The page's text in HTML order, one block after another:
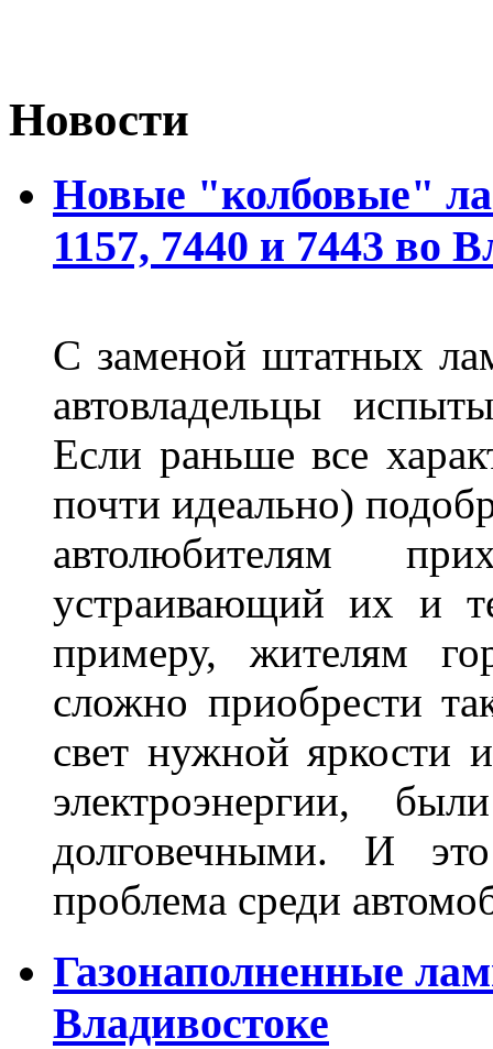
Новости
Новые "колбовые"
1157, 7440 и 7443 во
С заменой штатных
автовладельцы
Если раньше все
почти идеально)
автолюбителям
устраивающий их и
примеру, жителям
сложно приобрести
свет нужной яркости
электроэнергии,
долговечными. И
проблема среди
Газонаполненные
Владивостоке